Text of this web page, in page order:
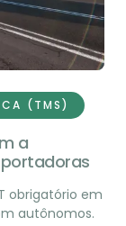
(TMS)
a
obrigatório em
autônomos.